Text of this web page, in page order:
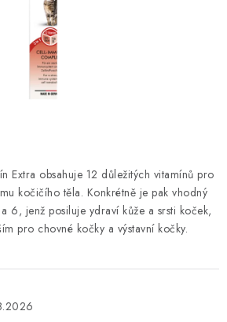
Extra obsahuje 12 důležitých vitamínů pro
kočičího těla. Konkrétně je pak vhodný
6, jenž posiluje ydraví kůže a srsti koček,
pro chovné kočky a výstavní kočky.